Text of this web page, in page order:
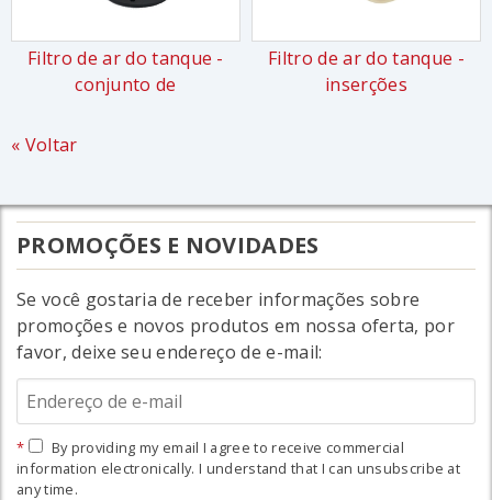
Filtro de ar do tanque -
conjunto de
Filtro de ar do tanque -
inserções
« Voltar
PROMOÇÕES E NOVIDADES
Se você gostaria de receber informações sobre
promoções e novos produtos em nossa oferta, por
favor, deixe seu endereço de e-mail:
By providing my email I agree to receive commercial
information electronically. I understand that I can unsubscribe at
any time.